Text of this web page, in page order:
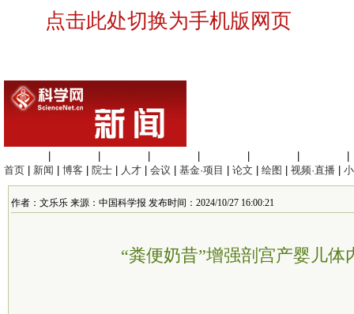
点击此处切换为手机版网页
首页
新闻 博客 院士 人才 会议 基金·项目 论文 绘图 视频·直播
作者：文乐乐 来源：中国科学报 发布时间：2024/10/27 16:00:21
“粪便奶昔”增强剖宫产婴儿体